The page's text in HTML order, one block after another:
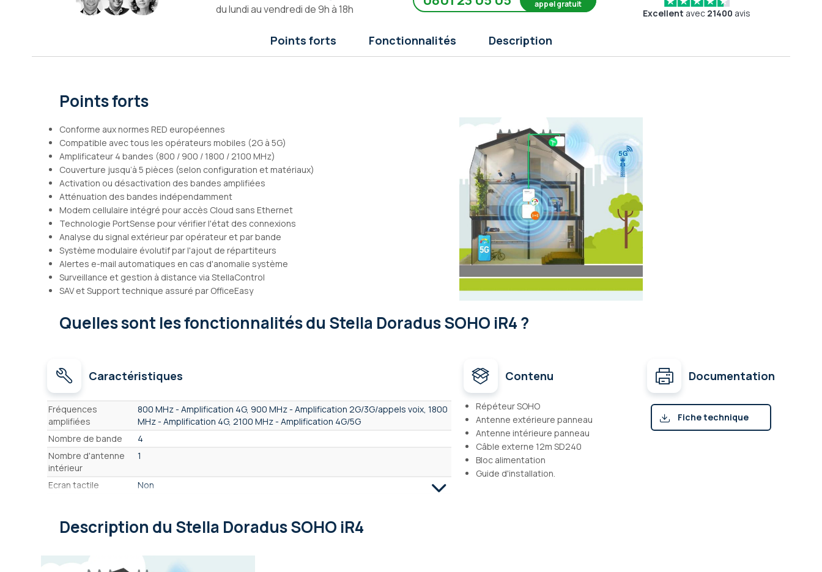
du lundi au vendredi de 9h à 18h
appel gratuit
Excellent avec 21400 avis
Points forts Fonctionnalités Description
Points forts
Conforme aux normes RED européennes
Compatible avec tous les opérateurs mobiles (2G à 5G)
Amplificateur 4 bandes (800 / 900 / 1800 / 2100 MHz)
Couverture jusqu’à 5 pièces (selon configuration et matériaux)
Activation ou désactivation des bandes amplifiées
Atténuation des bandes indépendamment
Modem cellulaire intégré pour accès Cloud sans Ethernet
Technologie PortSense pour vérifier l'état des connexions
Analyse du signal extérieur par opérateur et par bande
Système modulaire évolutif par l'ajout de répartiteurs
Alertes e-mail automatiques en cas d'anomalie système
Surveillance et gestion à distance via StellaControl
SAV et Support technique assuré par OfficeEasy
Quelles sont les fonctionnalitésdu Stella Doradus SOHO iR4 ?
Caractéristiques
Caractéristiques
Fréquences
amplifiées
800 MHz - Amplification 4G, 900 MHz - Amplification 2G/3G/appels voix, 1800
MHz - Amplification 4G, 2100 MHz - Amplification 4G/5G
Nombre de bande
4
Nombre d'antenne
intérieur
1
Ecran tactile
Non
Couverture
1-3 pièces - jusqu'à 200 m²
Système évolutif
Contenu
Répéteur SOHO
Antenne extérieure panneau
Antenne intérieure panneau
Câble externe 12m SD240
Bloc alimentation
Guide d'installation.
Documentation
Fiche technique
Description du Stella Doradus SOHO iR4